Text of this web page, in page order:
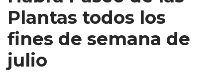
Plantas todos los
fines de semana de
julio